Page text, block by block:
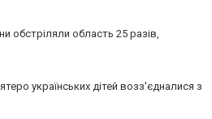
обстріляли область 25 разів,
українських дітей возз'єдналися з